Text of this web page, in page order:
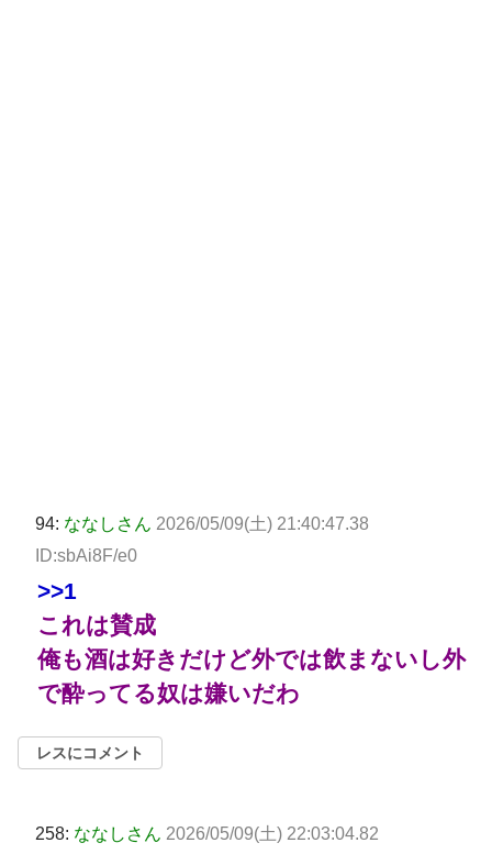
94: ななしさん 2026/05/09(土) 21:40:47.38
ID:sbAi8F/e0
>>1
これは賛成
俺も酒は好きだけど外では飲まないし外
で酔ってる奴は嫌いだわ
レスにコメント
258: ななしさん 2026/05/09(土) 22:03:04.82